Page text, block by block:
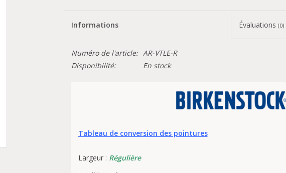
Informations Évaluations(0)
Numéro de l'article: AR-VTLE-R
Disponibilité:
En stock
Tableau de conversion des pointures
Largeur : Régulière